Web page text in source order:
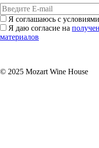
Я соглашаюсь с условиями
Я даю согласие на
материалов
© 2025 Mozart Wine House